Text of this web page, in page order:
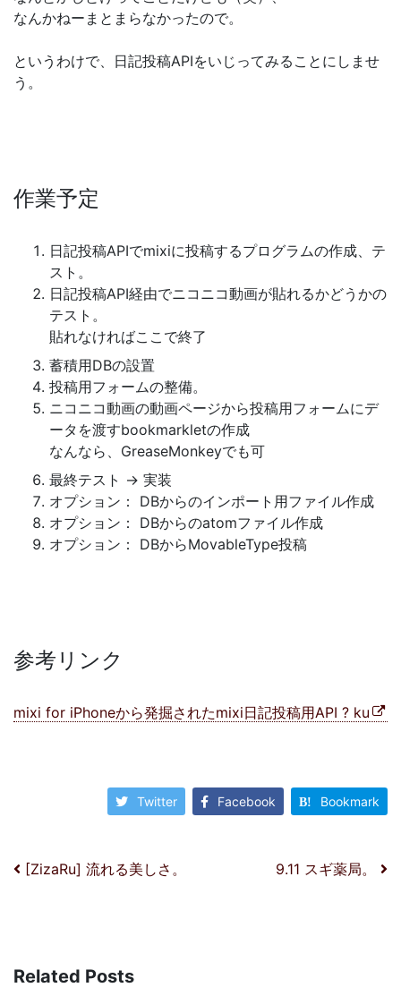
なんかねーまとまらなかったので。
というわけで、日記投稿APIをいじってみることにしませ
う。
作業予定
日記投稿APIでmixiに投稿するプログラムの作成、テ
スト。
日記投稿API経由でニコニコ動画が貼れるかどうかの
テスト。
貼れなければここで終了
蓄積用DBの設置
投稿用フォームの整備。
ニコニコ動画の動画ページから投稿用フォームにデ
ータを渡すbookmarkletの作成
なんなら、GreaseMonkeyでも可
最終テスト → 実装
オプション： DBからのインポート用ファイル作成
オプション： DBからのatomファイル作成
オプション： DBからMovableType投稿
参考リンク
mixi for iPhoneから発掘されたmixi日記投稿用API ? ku
Twitter Facebook Bookmark
投稿ナビゲーション
[ZizaRu] 流れる美しさ。 9.11 スギ薬局。
Related Posts